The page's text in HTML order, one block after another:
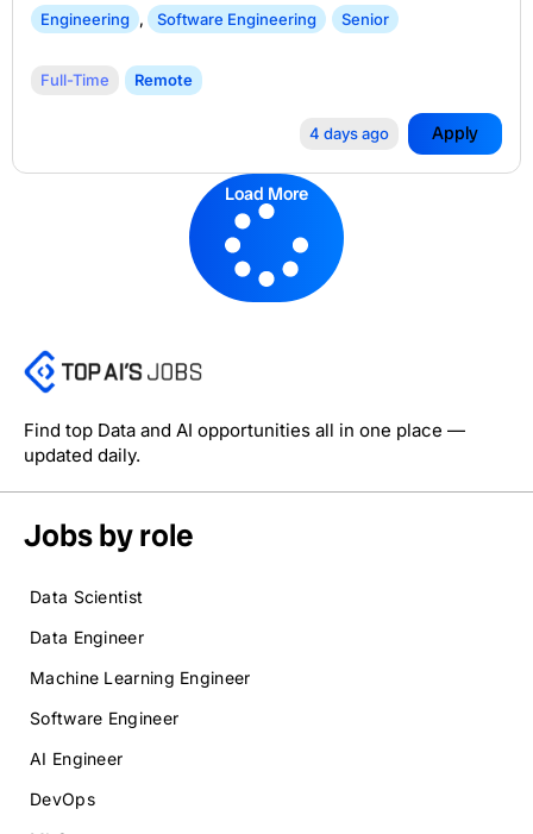
Engineering , Software Engineering Senior
Full-Time Remote
4 days ago Apply
Load More
Find top Data and AI opportunities all in one place —
updated daily.
Jobs by role
Data Scientist
Data Engineer
Machine Learning Engineer
Software Engineer
AI Engineer
DevOps